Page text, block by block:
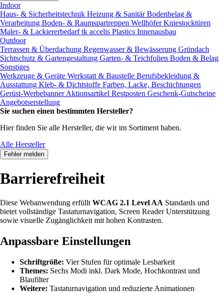
Indoor
Haus- & Sicherheitstechnik Heizung & SanitärBodenbelag &
Verarbeitung Boden- & Raumspartreppen Wellhöfer Kniestocktüren
Maler- & Lackiererbedarftk accelis Plastics Innenausbau
Outdoor
Terrassen & Überdachung Regenwasser & Bewässerung Gründach
Sichtschutz & Gartengestaltung Garten- & Teichfolien Boden & Belag
Sonstiges
Werkzeuge & Geräte Werkstatt & Baustelle Berufsbekleidung &
Ausstattung Kleb- & Dichtstoffe Farben, Lacke, Beschichtungen
Gerüst-WerbebannerAktionsartikel Restposten Geschenk-Gutscheine
Angebotserstellung
Sie suchen einen bestimmten Hersteller?
Hier finden Sie alle Hersteller, die wir im Sortiment haben.
Alle Hersteller
Fehler melden
Barrierefreiheit
Diese Webanwendung erfüllt WCAG 2.1 Level AA Standards und
bietet vollständige Tastaturnavigation, Screen Reader Unterstützung
sowie visuelle Zugänglichkeit mit hohen Kontrasten.
Anpassbare Einstellungen
Schriftgröße: Vier Stufen für optimale Lesbarkeit
Themes: Sechs Modi inkl. Dark Mode, Hochkontrast und
Blaufilter
Weitere: Tastaturnavigation und reduzierte Animationen